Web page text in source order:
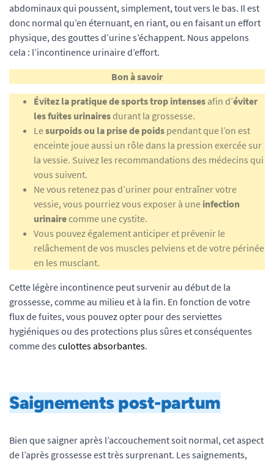
abdominaux qui poussent, simplement, tout vers le bas. Il est
donc normal qu’en éternuant, en riant, ou en faisant un effort
physique, des gouttes d’urine s’échappent. Nous appelons
cela : l’incontinence urinaire d’effort.
Bon à savoir
Évitez la pratique de sports trop intenses afin d’éviter
les fuites urinairesdurant la grossesse.
Lesurpoids ou la prise de poids pendant que l’on est
enceinte joue aussi un rôle dans la pression exercée sur
la vessie. Suivez les recommandations des médecins qui
vous suivent.
Ne vous retenez pas d’uriner pour entraîner votre
vessie, vous pourriez vous exposer à une infection
urinairecomme une cystite.
Vous pouvez également anticiper et prévenir le
relâchement de vos muscles pelviens et de votre périnée
en les musclant.
Cette légère incontinence peut survenir au début de la
grossesse, comme au milieu et à la fin. En fonction de votre
flux de fuites, vous pouvez opter pour des serviettes
hygiéniques ou des protections plus sûres et conséquentes
comme des culottes absorbantes.
Saignements post-partum
Bien que saigner après l’accouchement soit normal, cet aspect
de l’après grossesse est très surprenant. Les saignements,